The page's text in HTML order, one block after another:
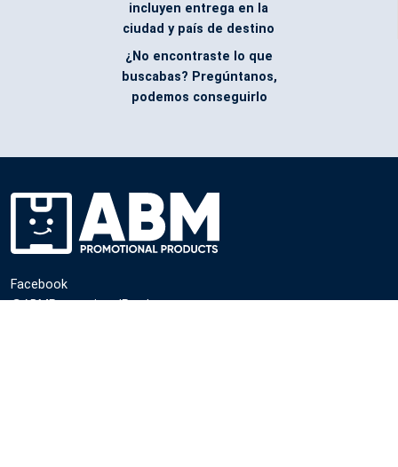
incluyen entrega en la
ciudad y país de destino
¿No encontraste lo que
buscabas? Pregúntanos,
podemos conseguirlo
Facebook
@ABMPromotionalProducts